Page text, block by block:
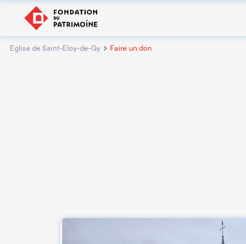
Eglise de Saint-Eloy-de-Gy Faire un don